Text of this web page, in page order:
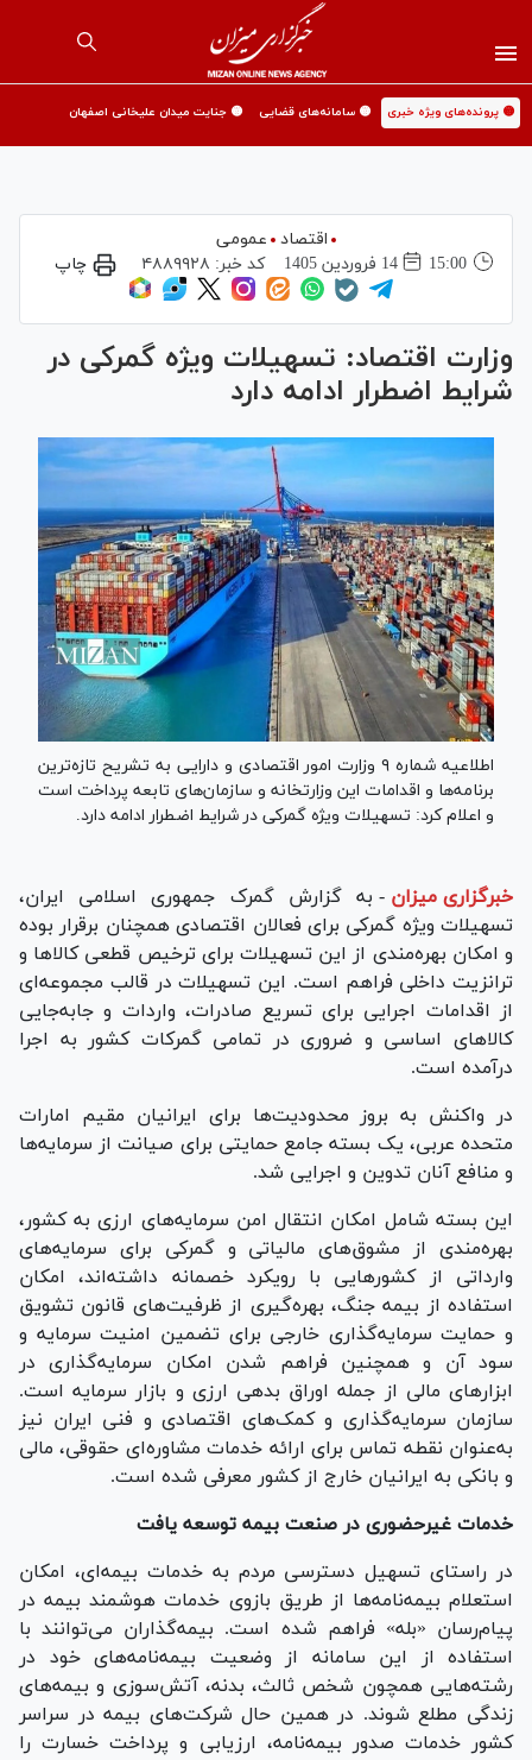
🟡 پرونده‌های ویژه خبری 🟡 سامانه‌های قضایی 🟡 جنایت میدان علیخانی اصفهان
اقتصاد
عمومی
15:00
14 فروردين 1405 کد خبر: ۴۸۸۹۹۲۸ چاپ
وزارت اقتصاد: تسهیلات ویژه گمرکی در
شرایط اضطرار ادامه دارد
اطلاعیه شماره ۹ وزارت امور اقتصادی و دارایی به تشریح تازه‌ترین
برنامه‌ها و اقدامات این وزارتخانه و سازمان‌های تابعه پرداخت است
و اعلام کرد: تسهیلات ویژه گمرکی در شرایط اضطرار ادامه دارد.
خبرگزاری میزان - به گزارش گمرک جمهوری اسلامی ایران،
تسهیلات ویژه گمرکی برای فعالان اقتصادی همچنان برقرار بوده
و امکان بهره‌مندی از این تسهیلات برای ترخیص قطعی کالا‌ها و
ترانزیت داخلی فراهم است. این تسهیلات در قالب مجموعه‌ای
از اقدامات اجرایی برای تسریع صادرات، واردات و جابه‌جایی
کالا‌های اساسی و ضروری در تمامی گمرکات کشور به اجرا
درآمده است.
در واکنش به بروز محدودیت‌ها برای ایرانیان مقیم امارات
متحده عربی، یک بسته جامع حمایتی برای صیانت از سرمایه‌ها
و منافع آنان تدوین و اجرایی شد.
این بسته شامل امکان انتقال امن سرمایه‌های ارزی به کشور،
بهره‌مندی از مشوق‌های مالیاتی و گمرکی برای سرمایه‌های
وارداتی از کشور‌هایی با رویکرد خصمانه داشته‌اند، امکان
استفاده از بیمه جنگ، بهره‌گیری از ظرفیت‌های قانون تشویق
و حمایت سرمایه‌گذاری خارجی برای تضمین امنیت سرمایه و
سود آن و همچنین فراهم شدن امکان سرمایه‌گذاری در
ابزار‌های مالی از جمله اوراق بدهی ارزی و بازار سرمایه است.
سازمان سرمایه‌گذاری و کمک‌های اقتصادی و فنی ایران نیز
به‌عنوان نقطه تماس برای ارائه خدمات مشاوره‌ای حقوقی، مالی
و بانکی به ایرانیان خارج از کشور معرفی شده است.
خدمات غیرحضوری در صنعت بیمه توسعه یافت
در راستای تسهیل دسترسی مردم به خدمات بیمه‌ای، امکان
استعلام بیمه‌نامه‌ها از طریق بازوی خدمات هوشمند بیمه در
پیام‌رسان «بله» فراهم شده است. بیمه‌گذاران می‌توانند با
استفاده از این سامانه از وضعیت بیمه‌نامه‌های خود در
رشته‌هایی همچون شخص ثالث، بدنه، آتش‌سوزی و بیمه‌های
زندگی مطلع شوند. در همین حال شرکت‌های بیمه در سراسر
کشور خدمات صدور بیمه‌نامه، ارزیابی و پرداخت خسارت را